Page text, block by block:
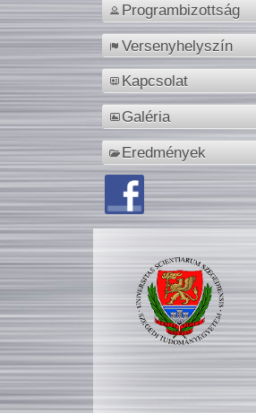
Programbizottság
Versenyhelyszín
Kapcsolat
Galéria
Eredmények